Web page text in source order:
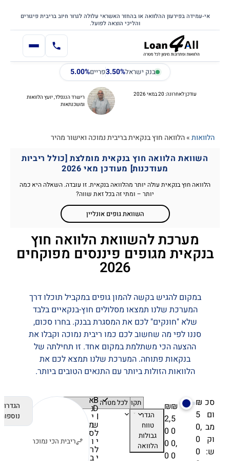
לתוכן
דלג לתוכן הראשי
אי-עמידה בפירעון ההלוואה או בהחזר האשראי עלולה לגרור חיוב בריבית פיגורים
והליכי הוצאה לפועל.
בנק ישראל3.50%פריים5.00%
עודכן לאחרונה: 20 במאי 2026
רישרד הננפלד, יועץ הלוואות
ומשכנתאות
הלוואות»הלוואה חוץ בנקאית בריבית נמוכה ואישור מהיר
השוואת הלוואה חוץ בנקאית מומלצת [כולל ריביות
מעודכנות] מעודכן מאי 2026
הלוואה חוץ בנקאית עולה יותר מהלוואה בנקאית. זו עובדה. השאלה היא כמה
יותר – ומתי זה בכל זאת שווה?
השוואת גופים אונליין
מערכת להשוואת הלוואה חוץ
בנקאית מגופים פיננסים מפוקחים
2026
במקום להגיש בקשה להמון גופים במקביל תוכלו דרך
המערכת שלנו תמצאו מסלולים חוץ-בנקאיים בלבד
שלא "חונקים" לכם את המסגרת בבנק. בחרו סכום,
סננו לפי מה שחשוב לכם כמו ריבית נמוכה וקבלו את
ההצעה הכי משתלמת במקום אחד. זו תחילתה של
בנקאות פתוחה. המערכת שלנו תמצא לכם את
הלוואות הזולות ביותר עם התנאים הטובים ביותר.
סכ
ום
מב
וק
ש:
₪
5
0,
0
0
₪
2,
0
0
0
₪
5
0
0,
0
הגדר
טווח
גבולות
הלוואה
B
D
I
ש
ל
י
ל
י
א
נ
י
מ
ס
ו
ר
ב
ריבית הכי נמוכה
הגדרות
נוספות